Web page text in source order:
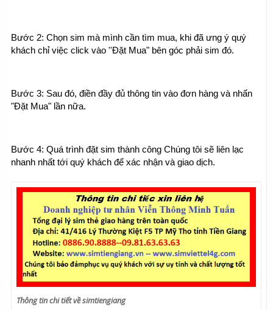
Bước 2: Chọn sim mà mình cần tìm mua, khi đã ưng ý quý
khách chỉ việc click vào ''Đặt Mua" bên góc phải sim đó.
Bước 3: Sau đó, điền đầy đủ thông tin vào đơn hàng và nhấn
"Đặt Mua" lần nữa.
Bước 4: Quá trình đặt sim thành công Chúng tôi sẽ liên lạc
nhanh nhất tới quý khách để xác nhận và giao dịch.
Thông tin chi tiết về simtiengiang